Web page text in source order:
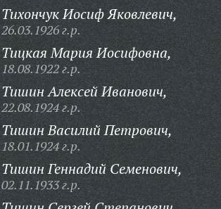
Тихончук Иосиф Яковлевич,
26.03.1926 г.р.
Тицкая Мария Иосифовна,
18.08.1922 г.р.
Тишин Алексей Иванович,
22.08.1924 г.р.
Тишин Василий Петрович,
18.01.1924 г.р.
Тишин Геннадий Семенович,
02.11.1933 г.р.